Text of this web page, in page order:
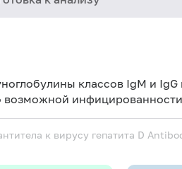
классов IgM и IgG
возможной
к вирусу гепатита D